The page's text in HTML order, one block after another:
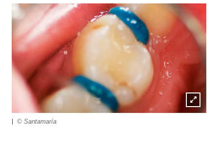
Lightbox
© Santamaría